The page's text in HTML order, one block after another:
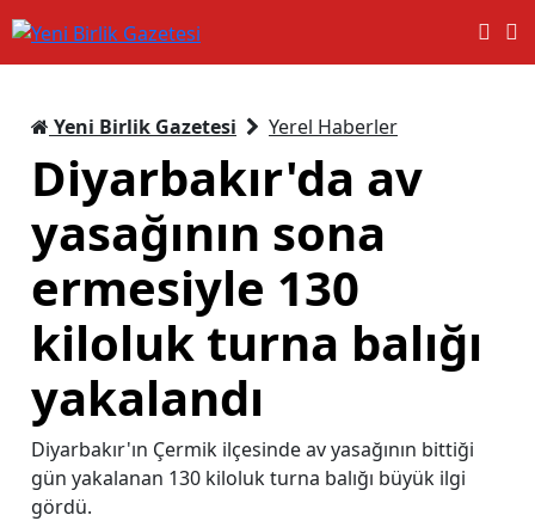
Yeni Birlik Gazetesi Yerel Haberler
Diyarbakır'da av
yasağının sona
ermesiyle 130
kiloluk turna balığı
yakalandı
Diyarbakır'ın Çermik ilçesinde av yasağının bittiği
gün yakalanan 130 kiloluk turna balığı büyük ilgi
gördü.